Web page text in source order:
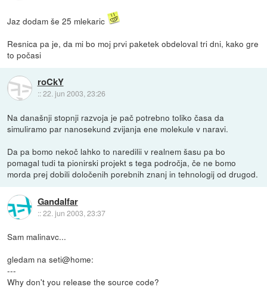
Jaz dodam še 25 mlekaric
Resnica pa je, da mi bo moj prvi paketek obdeloval tri dni, kako gre
to počasi
roCkY
::22. jun 2003, 23:26
Na današnji stopnji razvoja je pač potrebno toliko časa da
simuliramo par nanosekund zvijanja ene molekule v naravi.
Da pa bomo nekoč lahko to naredilii v realnem šasu pa bo
pomagal tudi ta pionirski projekt s tega področja, če ne bomo
morda prej dobili določenih porebnih znanj in tehnologij od drugod.
Gandalfar
::22. jun 2003, 23:37
Sam malinavc...
gledam na seti@home:
---
Why don't you release the source code?